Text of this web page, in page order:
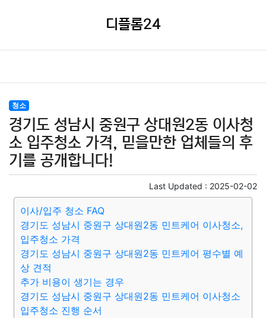
디플롬24
청소
경기도 성남시 중원구 상대원2동 이사청
소 입주청소 가격, 믿을만한 업체들의 후
기를 공개합니다!
Last Updated : 2025-02-02
이사/입주 청소 FAQ
경기도 성남시 중원구 상대원2동 민트케어 이사청소,
입주청소 가격
경기도 성남시 중원구 상대원2동 민트케어 평수별 예
상 견적
추가 비용이 생기는 경우
경기도 성남시 중원구 상대원2동 민트케어 이사청소
입주청소 진행 순서